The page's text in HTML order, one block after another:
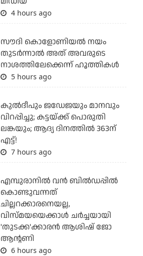
4 hours ago
സൗദി കൊളോണിയല്‍ നയം
തുടര്‍ന്നാല്‍ അത് അവരുടെ
നാശത്തിലേക്കെന്ന് ഹൂത്തികള്‍
5 hours ago
കുല്‍ദീപും ജഡേജയും മാനവും
വിറപ്പിച്ചു; കട്ടയ്ക്ക് പൊരുതി
ലങ്കയും; ആദ്യ ദിനത്തില്‍ 363ന്
എട്ട്!
7 hours ago
എമ്പുരാനില്‍ വന്‍ ബില്‍ഡപ്പില്‍
കൊണ്ടുവന്നത്
ചില്ലറക്കാരനെയല്ല,
വിസ്മയയെക്കാള്‍ ചര്‍ച്ചയായി
'തുടക്ക'ക്കാരന്‍ ആശിഷ് ജോ
ആന്റണി
6 hours ago